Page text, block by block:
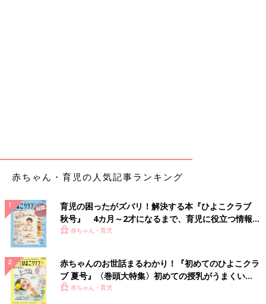
赤ちゃん・育児の人気記事ランキング
育児の困ったがズバリ！解決する本『ひよこクラブ
秋号』 4カ月～2才になるまで、育児に役立つ情報が
いっぱい！
赤ちゃん・育児
赤ちゃんのお世話まるわかり！『初めてのひよこクラ
ブ 夏号』〈巻頭大特集〉初めての授乳がうまくい
く！ おっぱい・ミルクの基本と夏のトラブル 解決テ
赤ちゃん・育児